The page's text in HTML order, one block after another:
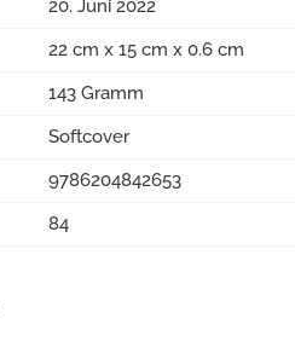
20. Juni 2022
22 cm x 15 cm x 0.6 cm
143 Gramm
Softcover
9786204842653
84